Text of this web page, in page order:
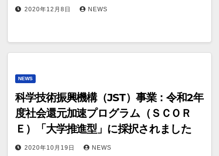
2020年12月8日 NEWS
NEWS
科学技術振興機構（JST）事業：令和2年
度社会還元加速プログラム（ＳＣＯＲ
Ｅ）「大学推進型」に採択されました
2020年10月19日 NEWS